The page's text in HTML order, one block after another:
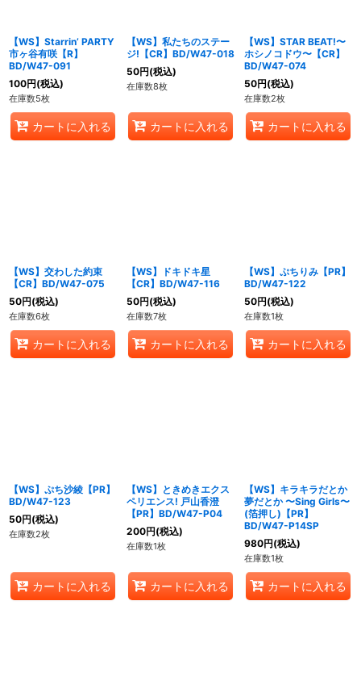
【WS】Starrin’ PARTY
市ヶ谷有咲【R】
BD/W47-091
100円(税込)
在庫数5枚
カートに入れる
【WS】私たちのステー
ジ!【CR】BD/W47-018
50円(税込)
在庫数8枚
カートに入れる
【WS】STAR BEAT!〜
ホシノコドウ〜【CR】
BD/W47-074
50円(税込)
在庫数2枚
カートに入れる
【WS】交わした約束
【CR】BD/W47-075
50円(税込)
在庫数6枚
カートに入れる
【WS】ドキドキ星
【CR】BD/W47-116
50円(税込)
在庫数7枚
カートに入れる
【WS】ぷちりみ【PR】
BD/W47-122
50円(税込)
在庫数1枚
カートに入れる
【WS】ぷち沙綾【PR】
BD/W47-123
50円(税込)
在庫数2枚
カートに入れる
【WS】ときめきエクス
ペリエンス! 戸山香澄
【PR】BD/W47-P04
200円(税込)
在庫数1枚
カートに入れる
【WS】キラキラだとか
夢だとか 〜Sing Girls〜
(箔押し)【PR】
BD/W47-P14SP
980円(税込)
在庫数1枚
カートに入れる